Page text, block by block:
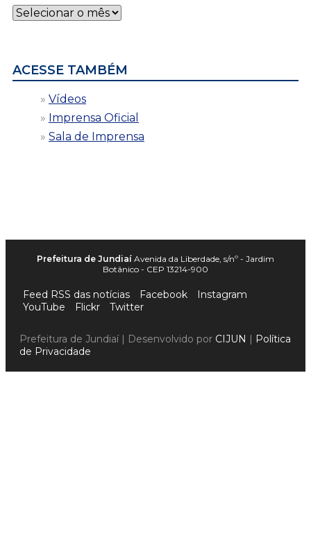
Notícias
por
ACESSE TAMBÉM
Vídeos
Imprensa Oficial
Sala de Imprensa
Prefeitura de Jundiaí Avenida da Liberdade, s/nº - Jardim
Botânico - CEP 13214-900
Feed RSS das notícias Facebook
Instagram
YouTube
Flickr Twitter
Prefeitura de Jundiaí | Desenvolvido por CIJUN | Política
de Privacidade